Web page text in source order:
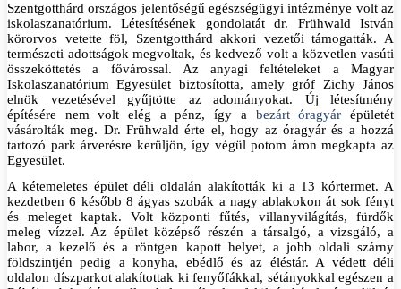
Szentgotthárd országos jelentőségű egészségügyi intézménye volt az
iskolaszanatórium. Létesítésének gondolatát dr. Frühwald István
körorvos vetette föl, Szentgotthárd akkori vezetői támogatták. A
természeti adottságok megvoltak, és kedvező volt a közvetlen vasúti
összeköttetés a fővárossal. Az anyagi feltételeket a Magyar
Iskolaszanatórium Egyesület biztosította, amely gróf Zichy János
elnök vezetésével gyűjtötte az adományokat. Új létesítmény
építésére nem volt elég a pénz, így a bezárt óragyár épületét
vásárolták meg. Dr. Frühwald érte el, hogy az óragyár és a hozzá
tartozó park árverésre kerüljön, így végül potom áron megkapta az
Egyesület.
A kétemeletes épület déli oldalán alakították ki a 13 kórtermet. A
kezdetben 6 később 8 ágyas szobák a nagy ablakokon át sok fényt
és meleget kaptak. Volt központi fűtés, villanyvilágítás, fürdők
meleg vízzel. Az épület középső részén a társalgó, a vizsgáló, a
labor, a kezelő és a röntgen kapott helyet, a jobb oldali szárny
földszintjén pedig a konyha, ebédlő és az éléstár. A védett déli
oldalon díszparkot alakítottak ki fenyőfákkal, sétányokkal egészen a